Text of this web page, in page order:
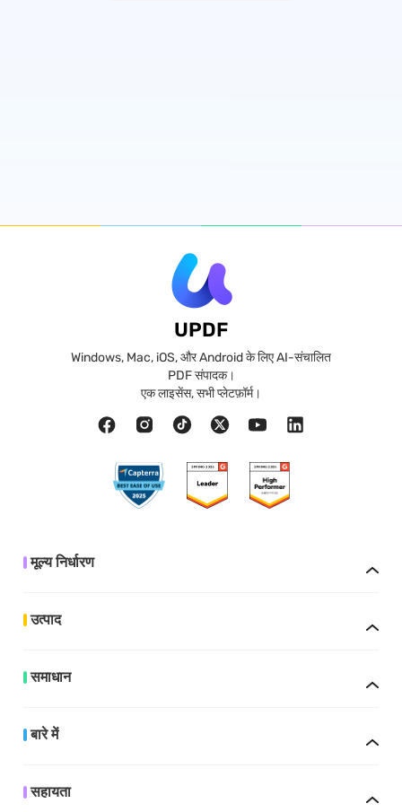
UPDF
Windows, Mac, iOS, और Android के लिए AI-संचालित
PDF संपादक।
एक लाइसेंस, सभी प्लेटफ़ॉर्म।
मूल्य निर्धारण
उत्पाद
समाधान
बारे में
सहायता